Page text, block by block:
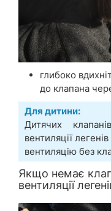
глибоко
до клапана
Для дитини:
Дитячих
вентиляції
вентиляцію без
Якщо немає
вентиляції